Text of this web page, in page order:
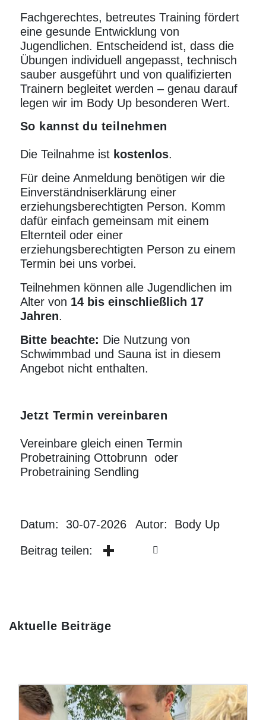
Fachgerechtes, betreutes Training fördert
eine gesunde Entwicklung von
Jugendlichen. Entscheidend ist, dass die
Übungen individuell angepasst, technisch
sauber ausgeführt und von qualifizierten
Trainern begleitet werden – genau darauf
legen wir im Body Up besonderen Wert.
So kannst du teilnehmen
Die Teilnahme ist kostenlos.
Für deine Anmeldung benötigen wir die
Einverständniserklärung einer
erziehungsberechtigten Person. Komm
dafür einfach gemeinsam mit einem
Elternteil oder einer
erziehungsberechtigten Person zu einem
Termin bei uns vorbei.
Teilnehmen können alle Jugendlichen im
Alter von 14 bis einschließlich 17
Jahren.
Bitte beachte: Die Nutzung von
Schwimmbad und Saunaist in diesem
Angebot nicht enthalten.
Jetzt Termin vereinbaren
Vereinbare gleich einen Termin
Probetraining Ottobrunn oder
Probetraining Sendling
Datum: 30-07-2026 Autor: Body Up
Beitrag teilen:
Aktuelle Beiträge